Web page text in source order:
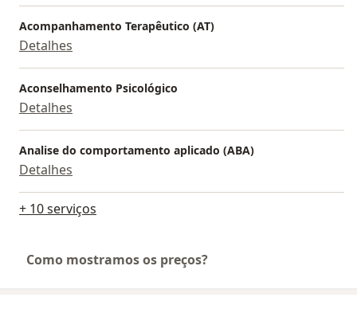
Acompanhamento Terapêutico (AT)
Detalhes
Aconselhamento Psicológico
Detalhes
Analise do comportamento aplicado (ABA)
Detalhes
+ 10 serviços
Como mostramos os preços?